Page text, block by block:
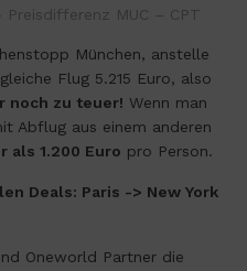
Preisdifferenz MUC – CPT
München, anstelle
Flug 5.215 Euro, also
noch zu teuer! Wenn man
Abflug aus einem anderen
als 1.200 Euro pro Person.
Deals: Paris -> New York
Oneworld Partner die